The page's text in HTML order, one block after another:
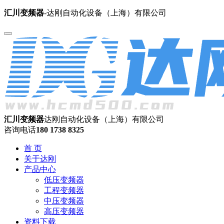
汇川变频器-达刚自动化设备（上海）有限公司
汇川变频器达刚自动化设备（上海）有限公司
咨询电话180 1738 8325
首 页
关于达刚
产品中心
低压变频器
工程变频器
中压变频器
高压变频器
资料下载